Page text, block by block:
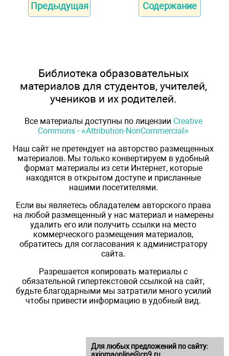
Предыдущая Содержание
Библиотека образовательных
материалов для студентов, учителей,
учеников и их родителей.
Все материалы доступны по лицензии Creative
Commons - «Attribution-NonCommercial»
Наш сайт не претендует на авторство размещенных
материалов. Мы только конвертируем в удобный
формат материалы из сети Интернет, которые
находятся в открытом доступе и присланные
нашими посетителями.
Если вы являетесь обладателем авторского права
на любой размещенный у нас материал и намерены
удалить его или получить ссылки на место
коммерческого размещения материалов,
обратитесь для согласования к администратору
сайта.
Разрешается копировать материалы с
обязательной гипертекстовой ссылкой на сайт,
будьте благодарными мы затратили много усилий
чтобы привести информацию в удобный вид.
Для любых предложений по сайту: